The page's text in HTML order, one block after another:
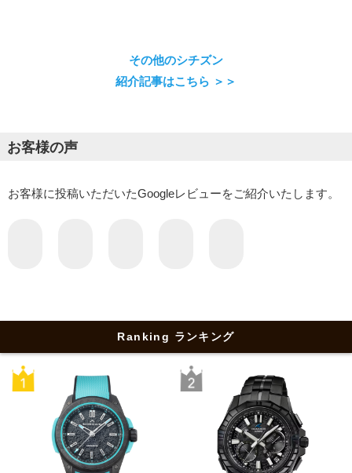
その他のシチズン
紹介記事はこちら ＞＞
お客様の声
お客様に投稿いただいたGoogleレビューをご紹介いたします。
Ranking ランキング